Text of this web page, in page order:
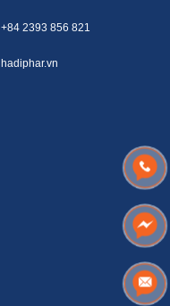
+84 2393 856 821
hadiphar.vn